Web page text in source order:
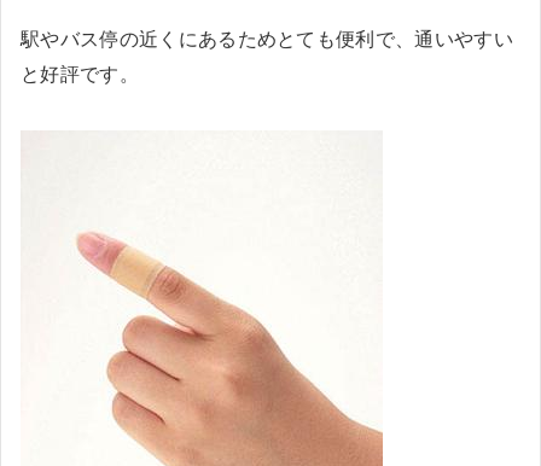
駅やバス停の近くにあるためとても便利で、通いやすい
と好評です。